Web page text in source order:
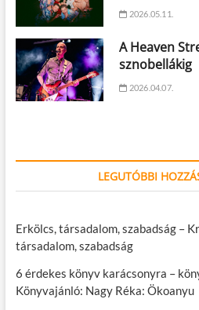
2026.05.11.
A Heaven
sznobellákig
2026.04.07.
LEGUTÓBBI
Erkölcs, társadalom, szabadság –
társadalom, szabadság
6 érdekes könyv karácsonyra –
Könyvajánló: Nagy Réka: Ökoanyu